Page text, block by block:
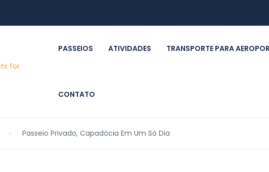
PASSEIOS ATIVIDADES TRANSPORTE PARA
CONTATO
Passeio Privado, Capadócia Em Um Só Dia